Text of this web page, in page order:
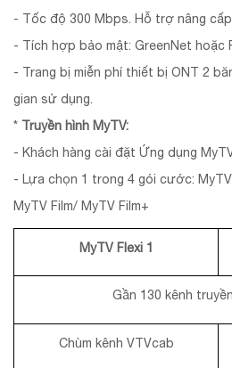
- Tốc độ 300 Mbps. Hỗ trợ nâng
- Tích hợp bảo mật: GreenNet hoặc
- Trang bị miễn phí thiết bị ONT 2
gian sử dụng.
* Truyền hình MyTV:
- Khách hàng cài đặt Ứng dụng
- Lựa chọn 1 trong 4 gói cước:
MyTV Film/ MyTV Film+
MyTV Flexi 1
Gần 130 kênh
Chùm kênh VTVcab